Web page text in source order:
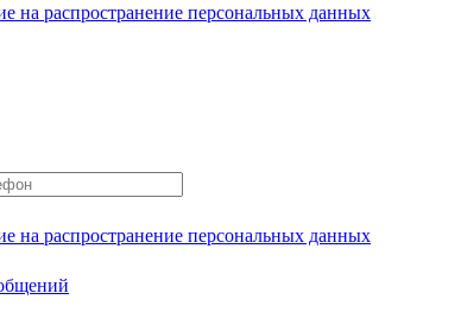
на распространение персональных данных
на распространение персональных данных